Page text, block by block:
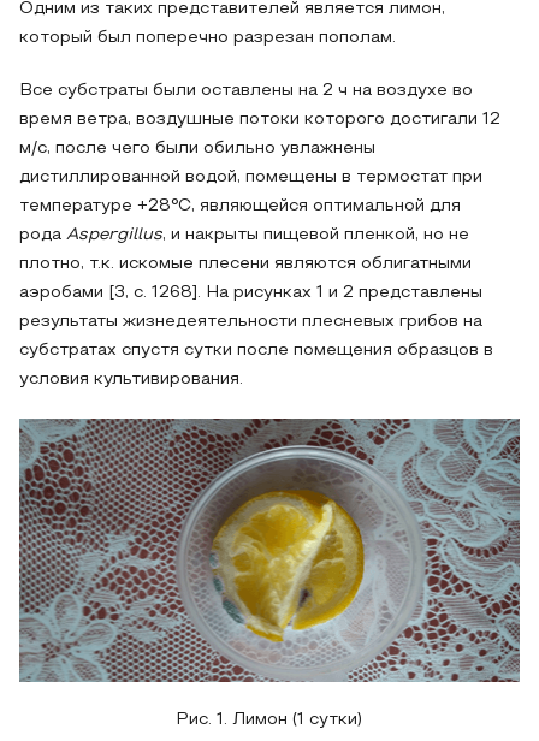
Одним из таких представителей является лимон,
который был поперечно разрезан пополам.
Все субстраты были оставлены на 2 ч на воздухе во
время ветра, воздушные потоки которого достигали 12
м/с, после чего были обильно увлажнены
дистиллированной водой, помещены в термостат при
температуре +28°C, являющейся оптимальной для
рода Aspergillus, и накрыты пищевой пленкой, но не
плотно, т.к. искомые плесени являются облигатными
аэробами [3, с. 1268]. На рисунках 1 и 2 представлены
результаты жизнедеятельности плесневых грибов на
субстратах спустя сутки после помещения образцов в
условия культивирования.
Рис. 1. Лимон (1 сутки)